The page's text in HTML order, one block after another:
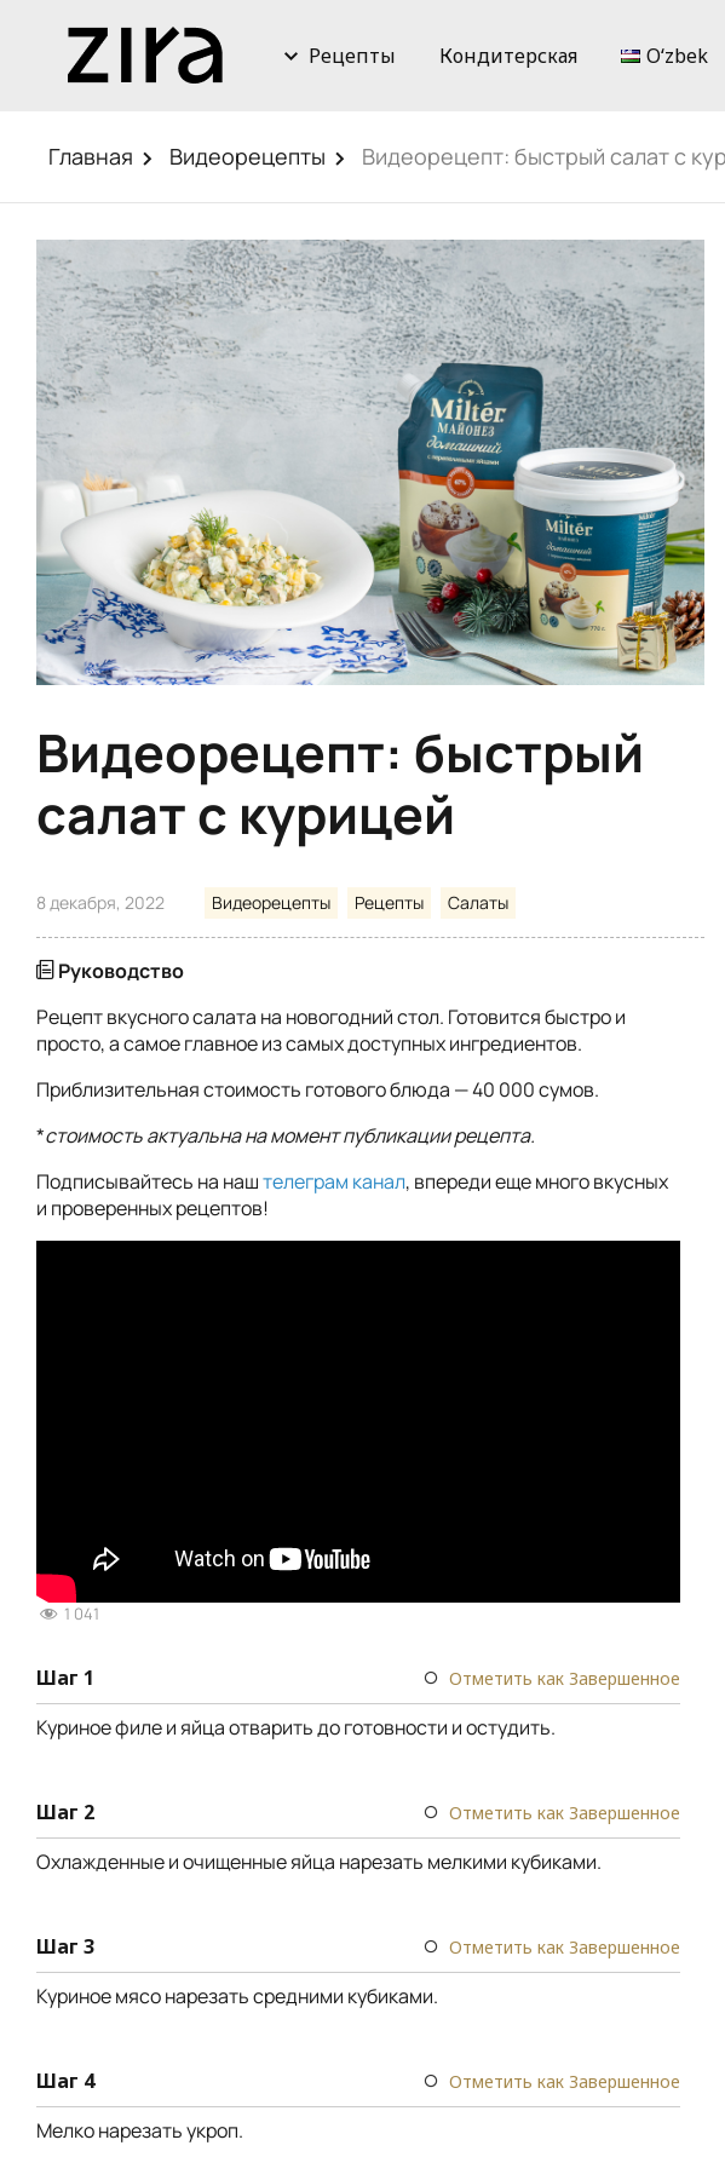
Рецепты Кондитерская Oʻzbek
Главная Видеорецепты Видеорецепт: быстрый салат с
Видеорецепт: быстрый
салат с курицей
8 декабря, 2022 Видеорецепты Рецепты Салаты
Руководство
Рецепт вкусного салата на новогодний стол. Готовится быстро и
просто, а самое главное из самых доступных ингредиентов.
Приблизительная стоимость готового блюда — 40 000 сумов.
*стоимость актуальна на момент публикации рецепта.
Подписывайтесь на наштелеграм канал, впереди еще много вкусных
и проверенных рецептов!
1 041
Шаг 1 Отметить как Завершенное
Куриное филе и яйца отварить до готовности и остудить.
Шаг 2 Отметить как Завершенное
Охлажденные и очищенные яйца нарезать мелкими кубиками.
Шаг 3 Отметить как Завершенное
Куриное мясо нарезать средними кубиками.
Шаг 4 Отметить как Завершенное
Мелко нарезать укроп.